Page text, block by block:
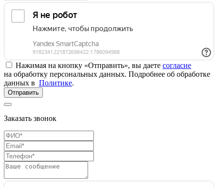
Нажимая на кнопку «Отправить», вы даете согласие
на обработку персональных данных. Подробнее об обработке
данных в Политике.
Отправить
Заказать звонок